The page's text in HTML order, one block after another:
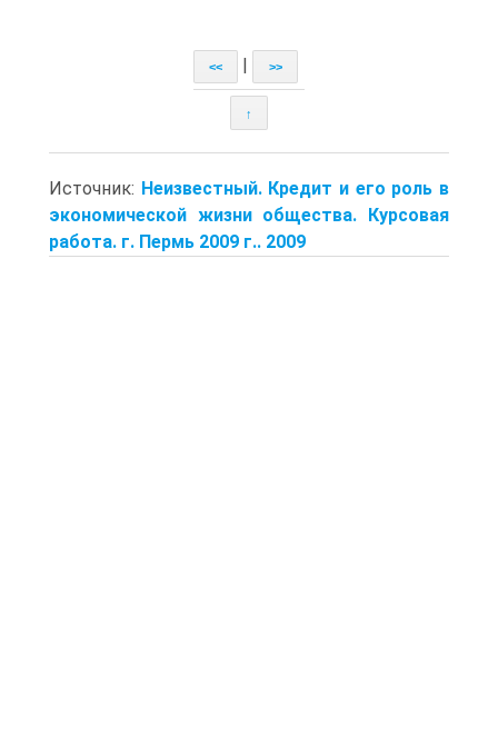
<< >>
↑
Источник: Неизвестный. Кредит и его роль в
экономической жизни общества. Курсовая
работа. г. Пермь 2009 г.. 2009